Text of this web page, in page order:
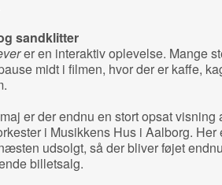
sandklitter
er en interaktiv oplevelse. Mange
midt i filmen, hvor der er kaffe,
er der endnu en stort opsat visning
i Musikkens Hus i Aalborg. Her
udsolgt, så der bliver føjet
billetsalg.